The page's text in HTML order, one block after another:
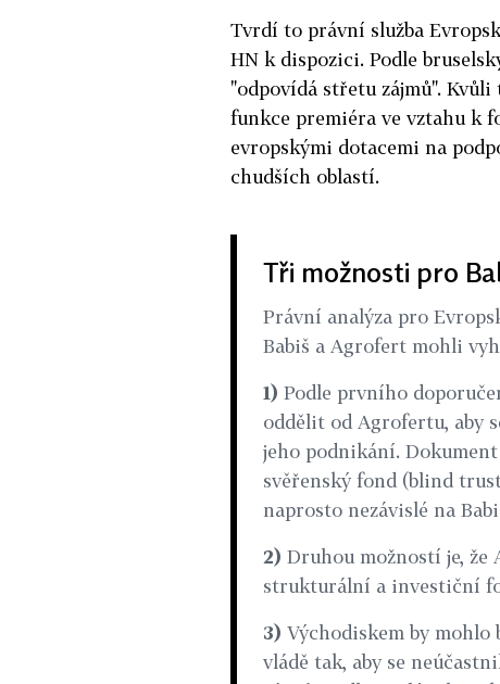
Tvrdí to právní služba
HN k dispozici. Podle
"odpovídá střetu zájmů".
funkce premiéra ve vztahu k
evropskými dotacemi na
chudších oblastí.
Tři možnosti pro
Právní analýza pro
Babiš a Agrofert mohli
1) Podle prvního
oddělit od Agrofertu, aby
jeho podnikání.
svěřenský fond (blind
naprosto nezávislé na
2) Druhou možností je, že
strukturální a investiční
3) Východiskem by mohlo
vládě tak, aby se